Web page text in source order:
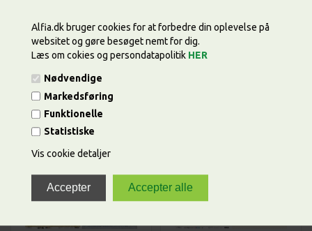
Alfia.dk bruger cookies for at forbedre din oplevelse på
websitet og gøre besøget nemt for dig.
Læs om cokies og persondatapolitik HER
Nødvendige
Markedsføring
Funktionelle
Statistiske
Vis cookie detaljer
Blå med hvid blonde og
brune blomster mønster,
scrapark fra Studiolight.*
Blå mønster med bl.a.
blade, scrapark fra
Studiolight.*